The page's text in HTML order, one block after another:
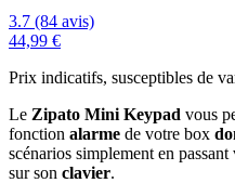
3.7 (84 avis)
44,99 €
Prix indicatifs, susceptibles de
Le Zipato Mini Keypad vous
fonction alarme de votre box
scénarios simplement en passant
sur son clavier.